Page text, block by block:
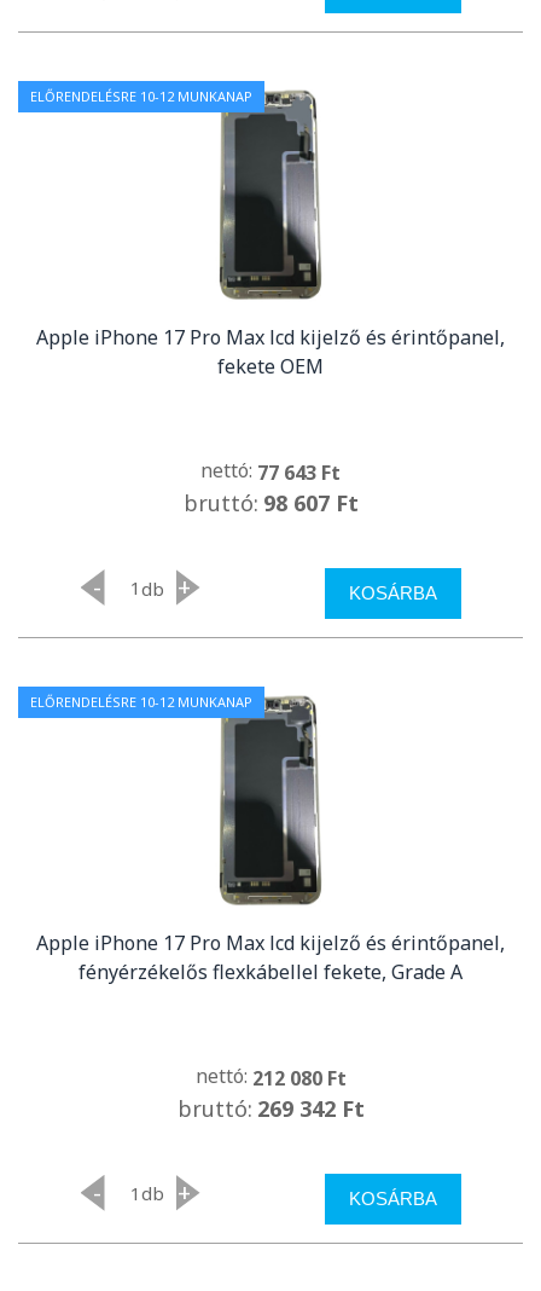
ELŐRENDELÉSRE 10-12 MUNKANAP
Apple iPhone 17 Pro Max lcd kijelző és érintőpanel,
fekete OEM
nettó: 77 643 Ft
bruttó: 98 607 Ft
- db + KOSÁRBA
ELŐRENDELÉSRE 10-12 MUNKANAP
Apple iPhone 17 Pro Max lcd kijelző és érintőpanel,
fényérzékelős flexkábellel fekete, Grade A
nettó: 212 080 Ft
bruttó: 269 342 Ft
- db + KOSÁRBA